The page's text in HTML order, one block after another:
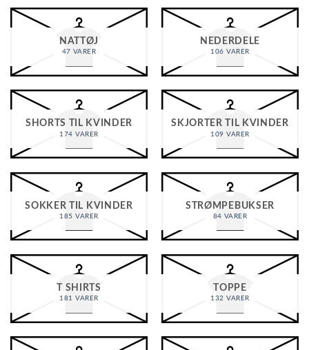
NATTØJ
47 VARER
NEDERDELE
106 VARER
SHORTS TIL KVINDER
174 VARER
SKJORTER TIL KVINDER
109 VARER
SOKKER TIL KVINDER
185 VARER
STRØMPEBUKSER
84 VARER
T SHIRTS
181 VARER
TOPPE
132 VARER